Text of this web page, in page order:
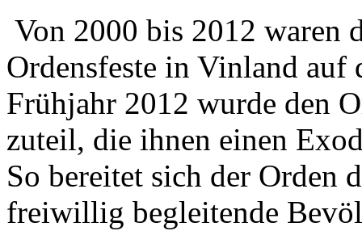
Von 2000 bis 2012
Ordensfeste in Vinland auf
Frühjahr 2012 wurde den
zuteil, die ihnen einen
So bereitet sich der Orden
freiwillig begleitende